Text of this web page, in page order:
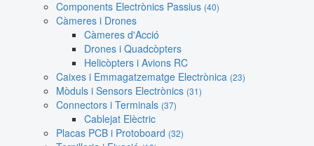
Components Electrònics Passius (40)
Càmeres i Drones
Càmeres d'Acció
Drones i Quadcòpters
Helicòpters i Avions RC
Caixes i Emmagatzematge Electrònica (23)
Mòduls i Sensors Electrònics (31)
Connectors i Terminals (37)
Cablejat Elèctric
Placas PCB i Protoboard (32)